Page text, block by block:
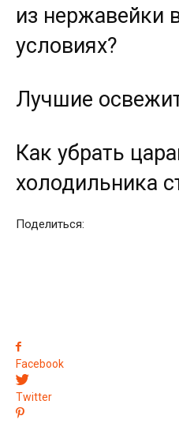
из нержавейки
условиях?
Лучшие
Как убрать
холодильника
Поделиться:
Facebook
Twitter